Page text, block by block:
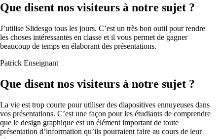
Que disent nos visiteurs à notre sujet ?
J’utilise Slidesgo tous les jours. C’est un très bon outil pour rendre
les choses intéressantes en classe et il vous permet de gagner
beaucoup de temps en élaborant des présentations.
Patrick Enseignant
Que disent nos visiteurs à notre sujet ?
La vie est trop courte pour utiliser des diapositives ennuyeuses dans
vos présentations. C’est une façon pour les étudiants de comprendre
que le design graphique est un élément important de toute
présentation d’information qu’ils pourraient faire au cours de leur